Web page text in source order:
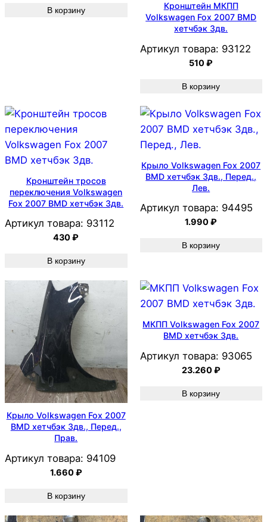
В корзину
Кронштейн МКПП
Volkswagen Fox 2007 BMD
хетчбэк 3дв.
Артикул товара: 93122
510₽
В корзину
Кронштейн тросов
переключения Volkswagen
Fox 2007 BMD хетчбэк 3дв.
Артикул товара: 93112
430₽
В корзину
Крыло Volkswagen Fox 2007
BMD хетчбэк 3дв., Перед.,
Лев.
Артикул товара: 94495
1.990₽
В корзину
Крыло Volkswagen Fox 2007
BMD хетчбэк 3дв., Перед.,
Прав.
Артикул товара: 94109
1.660₽
В корзину
МКПП Volkswagen Fox 2007
BMD хетчбэк 3дв.
Артикул товара: 93065
23.260₽
В корзину